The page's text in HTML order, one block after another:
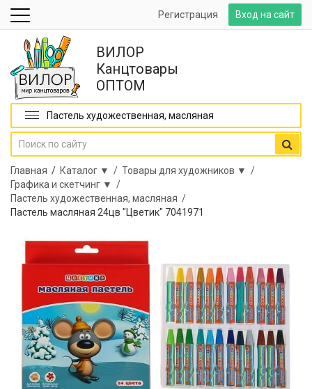
Вход на сайт
Регистрация
ВИЛОР
Канцтовары
ОПТОМ
Пастель художественная, масляная
Главная / Каталог ▼ / Товары для художников ▼ /
Графика и скетчинг ▼ /
Пастель художественная, масляная /
Пастель масляная 24цв "Цветик" 7041971